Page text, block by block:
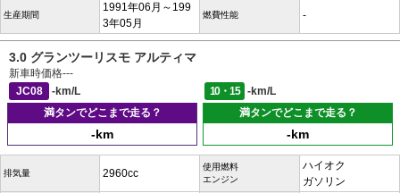
生産期間
1991年06月～199
3年05月
燃費性能 -
3.0 グランツーリスモ アルティマ
新車時価格---
JC08
-km/L 10・15
-km/L
満タンでどこまで走る？
-km
満タンでどこまで走る？
-km
排気量 2960cc
使用燃料
エンジン
ハイオク
ガソリン